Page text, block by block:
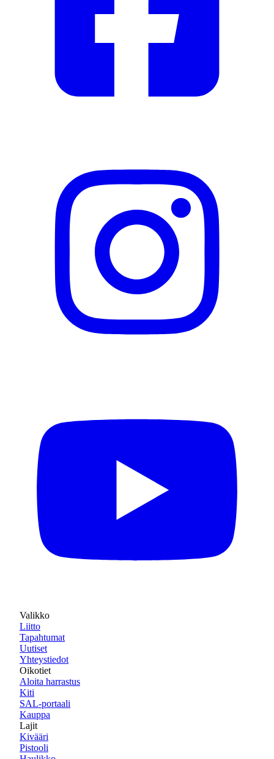
Valikko
Liitto
Tapahtumat
Uutiset
Yhteystiedot
Oikotiet
Aloita harrastus
Kiti
SAL-portaali
Kauppa
Lajit
Kivääri
Pistooli